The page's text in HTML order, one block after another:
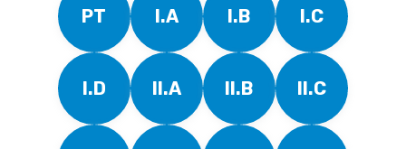
PT I.A I.B I.C
I.D II.A II.B II.C